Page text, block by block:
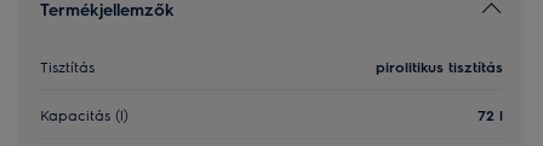
Termékjellemzők
Tisztítás pirolitikus tisztítás
Kapacitás (l) 72 l